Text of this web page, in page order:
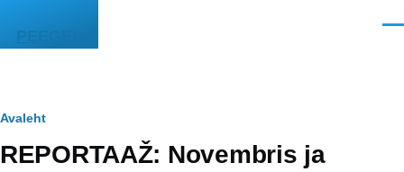
PEEGEL
Leivapuru
Avaleht
REPORTAAŽ: Novembris ja